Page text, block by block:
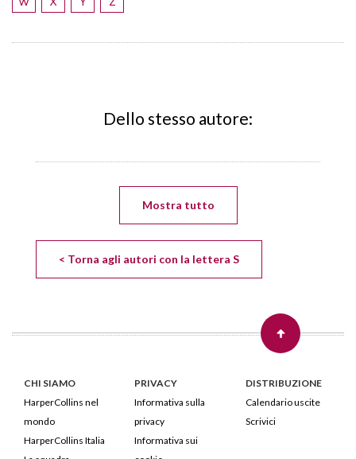
Dello stesso autore:
Mostra tutto
< Torna agli autori con la lettera S
CHI SIAMO
HarperCollins nel
mondo
HarperCollins Italia
PRIVACY
Informativa sulla
privacy
Informativa sui
DISTRIBUZIONE
Calendario uscite
Scrivici